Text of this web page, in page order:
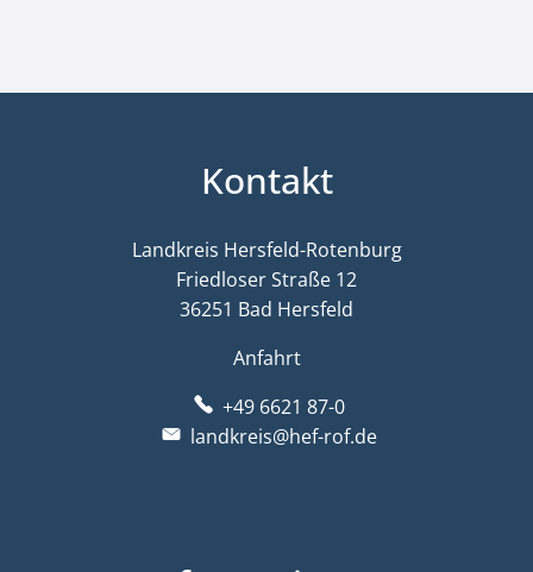
Kontakt
Landkreis Hersfeld-Rotenburg
Friedloser Straße 12
36251 Bad Hersfeld
Anfahrt
+49 6621 87-0
landkreis@hef-rof.de